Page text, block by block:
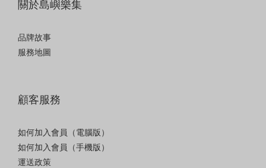
關於島嶼樂集
品牌故事
服務地圖
顧客服務
如何加入會員（電腦版）
如何加入會員（手機版）
運送政策